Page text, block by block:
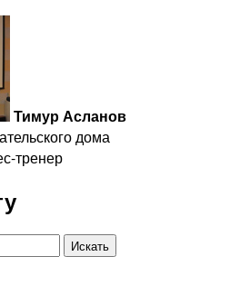
Тимур Асланов
дома
тренер